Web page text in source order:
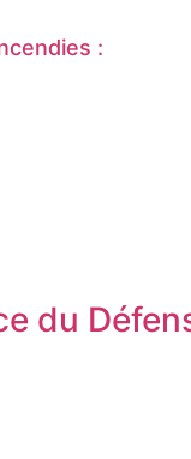
:
du